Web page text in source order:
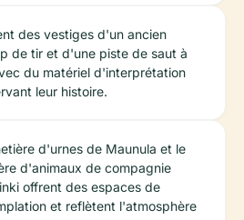
des vestiges d'un ancien
de tir et d'une piste de saut à
du matériel d'interprétation
leur histoire.
d'urnes de Maunula et le
d'animaux de compagnie
offrent des espaces de
et reflètent l'atmosphère